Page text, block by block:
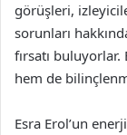
görüşleri,
sorunları
fırsatı
hem de
Esra Erol’un